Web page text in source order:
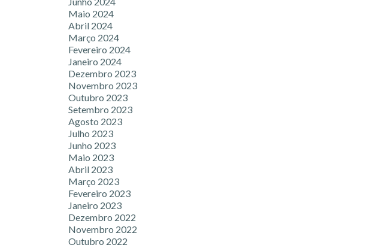
Maio 2024
Abril 2024
Março 2024
Fevereiro 2024
Janeiro 2024
Dezembro 2023
Novembro 2023
Outubro 2023
Setembro 2023
Agosto 2023
Julho 2023
Junho 2023
Maio 2023
Abril 2023
Março 2023
Fevereiro 2023
Janeiro 2023
Dezembro 2022
Novembro 2022
Outubro 2022